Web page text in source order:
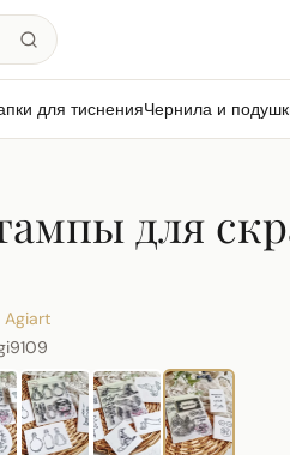
для тисненияЧернила и
для
Agiart